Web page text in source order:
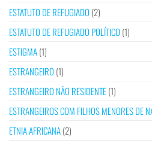
ESTATUTO DE REFUGIADO (2)
ESTATUTO DE REFUGIADO POLÍTICO (1)
ESTIGMA(1)
ESTRANGEIRO (1)
ESTRANGEIRO NÃO RESIDENTE(1)
ESTRANGEIROS COM FILHOS MENORES DE
ETNIA AFRICANA(2)